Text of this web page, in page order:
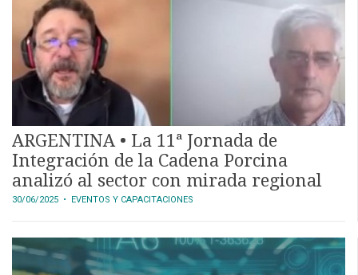
ARGENTINA • La 11ª Jornada de
Integración de la Cadena Porcina
analizó al sector con mirada regional
30/06/2025 • EVENTOS Y CAPACITACIONES